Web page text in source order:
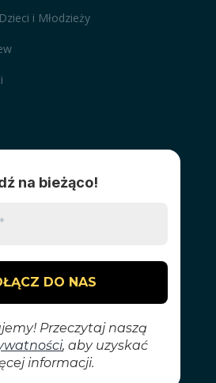
i Młodzieży